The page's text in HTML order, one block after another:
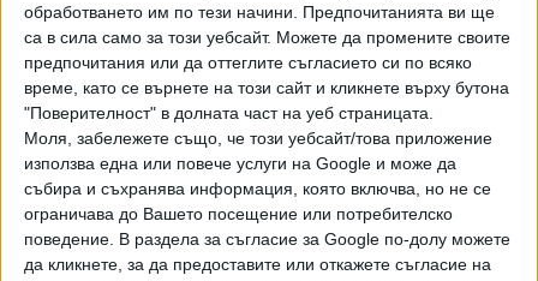
обработването им по тези начини. Предпочитанията ви ще
са в сила само за този уебсайт. Можете да промените своите
предпочитания или да оттеглите съгласието си по всяко
време, като се върнете на този сайт и кликнете върху бутона
"Поверителност" в долната част на уеб страницата.
Моля, забележете също, че този уебсайт/това приложение
използва една или повече услуги на Google и може да
събира и съхранява информация, която включва, но не се
ограничава до Вашето посещение или потребителско
поведение. В раздела за съгласие за Google по-долу можете
да кликнете, за да предоставите или откажете съгласие на